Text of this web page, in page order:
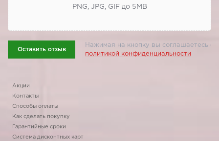
PNG, JPG, GIF до 5МВ
Оставить отзыв
Нажимая на кнопку вы соглашаетесь с
политикой конфиденциальности
Акции
Контакты
Способы оплаты
Как сделать покупку
Гарантийные сроки
Система дисконтных карт